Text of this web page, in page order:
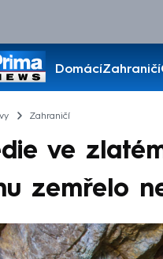
DomácíZahraničí
Pořady
Zahraničí
ve
zemřelo